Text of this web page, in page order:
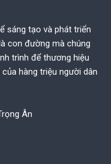
sáng tạo và phát triển
con đường mà chúng
trình để thương hiệu
hàng triệu người dân
Ân